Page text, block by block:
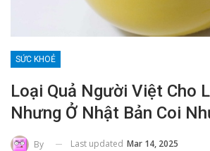
SỨC KHOẺ
Loại Quả Người Việt Cho
Nhưng Ở Nhật Bản Coi
By Last updated Mar 14, 2025